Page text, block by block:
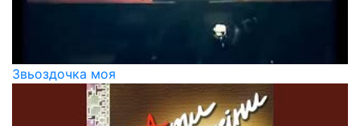
Звьоздочка моя